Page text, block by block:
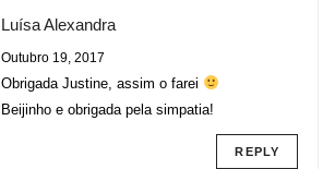
Luísa Alexandra
Outubro 19, 2017
Obrigada Justine, assim o farei
Beijinho e obrigada pela simpatia!
REPLY